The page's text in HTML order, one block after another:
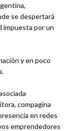
se despertará
impuesta por un
y en poco
compagina
en redes
emprendedores